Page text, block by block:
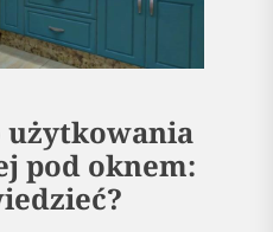
użytkowania
pod oknem: